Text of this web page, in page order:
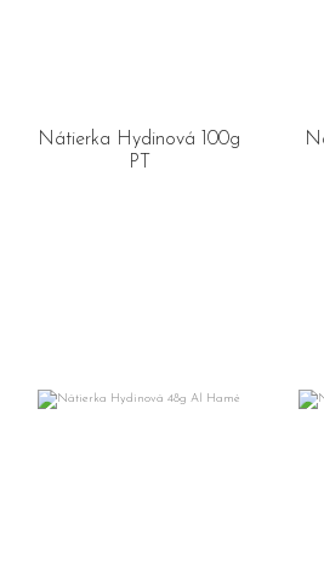
Nátierka Hydinová 100g
PT